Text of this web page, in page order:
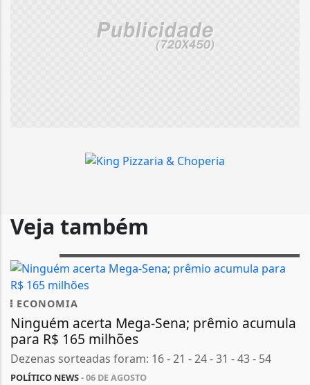
Veja também
ECONOMIA
Ninguém acerta Mega-Sena; prêmio acumula
para R$ 165 milhões
Dezenas sorteadas foram: 16 - 21 - 24 - 31 - 43 - 54
POLÍTICO NEWS- 06 DE AGOSTO